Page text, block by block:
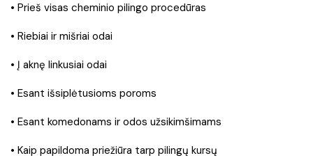
• Prieš visas cheminio pilingo procedūras
• Riebiai ir mišriai odai
• Į aknę linkusiai odai
• Esant išsiplėtusioms poroms
• Esant komedonams ir odos užsikimšimams
• Kaip papildoma priežiūra tarp pilingų kursų